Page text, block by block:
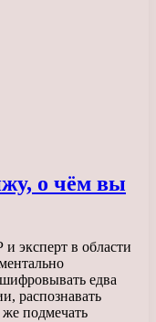
о чём вы
эксперт в области
едва
распознавать
подмечать